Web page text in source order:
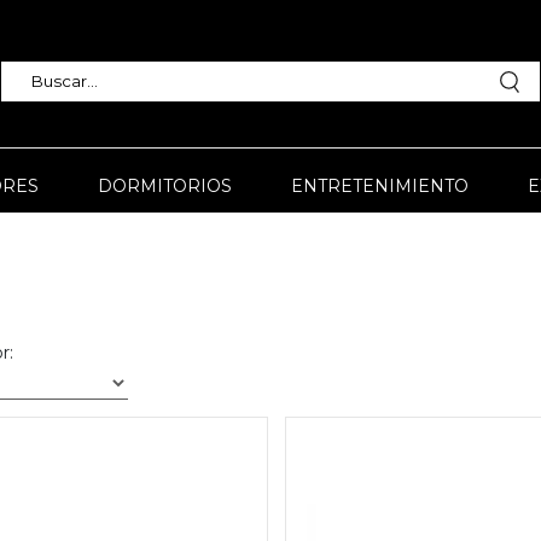
DORMITORIOS ENTRETENIMIENTO